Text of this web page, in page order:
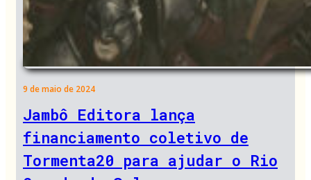
9 de maio de 2024
Jambô Editora lança
financiamento coletivo de
Tormenta20 para ajudar o Rio